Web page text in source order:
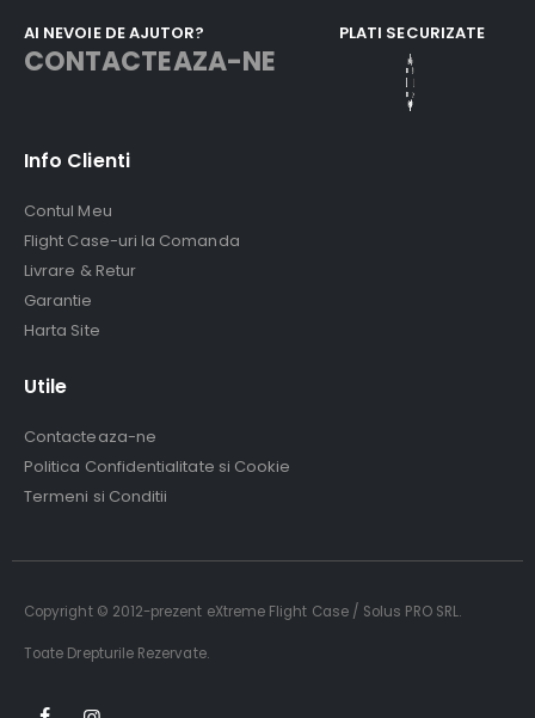
AI NEVOIE DE AJUTOR?
CONTACTEAZA-NE
PLATI SECURIZATE
Info Clienti
Contul Meu
Flight Case-uri la Comanda
Livrare & Retur
Garantie
Harta Site
Utile
Contacteaza-ne
Politica Confidentialitate si Cookie
Termeni si Conditii
Copyright © 2012-prezent eXtreme Flight Case / Solus PRO SRL.
Toate Drepturile Rezervate.